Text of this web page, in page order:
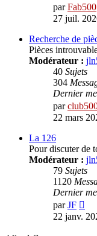
parFab500
27 juil.
Recherche de
Pièces
Modérateur :
40 Sujets
304
Dernier
par
22 mars
La 126
Pour discuter de
Modérateur :
79 Sujets
1120
Dernier
parJF
le
22 janv.